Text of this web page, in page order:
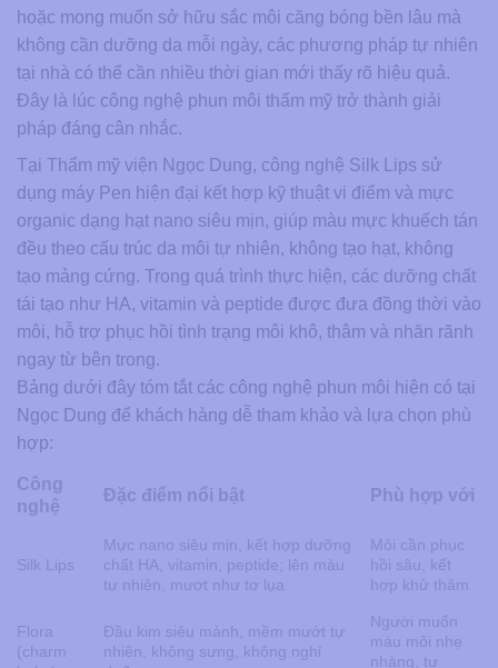
hoặc mong muốn sở hữu sắc môi căng bóng bền lâu mà
không cần dưỡng da mỗi ngày, các phương pháp tự nhiên
tại nhà có thể cần nhiều thời gian mới thấy rõ hiệu quả.
Đây là lúc công nghệ phun môi thẩm mỹ trở thành giải
pháp đáng cân nhắc.
Tại Thẩm mỹ viện Ngọc Dung, công nghệ Silk Lips sử
dụng máy Pen hiện đại kết hợp kỹ thuật vi điểm và mực
organic dạng hạt nano siêu mịn, giúp màu mực khuếch tán
đều theo cấu trúc da môi tự nhiên, không tạo hạt, không
tạo mảng cứng. Trong quá trình thực hiện, các dưỡng chất
tái tạo như HA, vitamin và peptide được đưa đồng thời vào
môi, hỗ trợ phục hồi tình trạng môi khô, thâm và nhăn rãnh
ngay từ bên trong.
Bảng dưới đây tóm tắt các công nghệ phun môi hiện có tại
Ngọc Dung để khách hàng dễ tham khảo và lựa chọn phù
hợp:
Công
nghệ
Đặc điểm nổi bật Phù hợp với
Silk Lips
Mực nano siêu mịn, kết hợp dưỡng
chất HA, vitamin, peptide; lên màu
tự nhiên, mượt như tơ lụa
Môi cần phục
hồi sâu, kết
hợp khử thâm
Flora
(charm
Đầu kim siêu mảnh, mềm mướt tự
nhiên, không sưng, không nghỉ
Người muốn
màu môi nhẹ
nhàng, tự